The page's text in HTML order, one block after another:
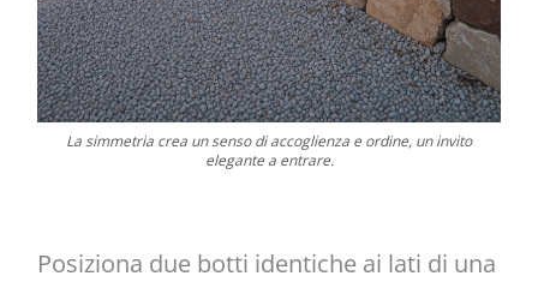
La simmetria crea un senso di accoglienza e ordine, un invito
elegante a entrare.
Posiziona due botti identiche ai lati di una